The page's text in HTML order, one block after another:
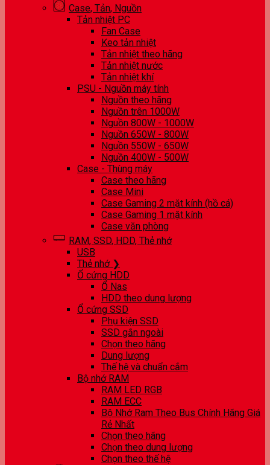
Case, Tản, Nguồn
Tản nhiệt PC
Fan Case
Keo tản nhiệt
Tản nhiệt theo hãng
Tản nhiệt nước
Tản nhiệt khí
PSU - Nguồn máy tính
Nguồn theo hãng
Nguồn trên 1000W
Nguồn 800W - 1000W
Nguồn 650W - 800W
Nguồn 550W - 650W
Nguồn 400W - 500W
Case - Thùng máy
Case theo hãng
Case Mini
Case Gaming 2 mặt kính (hồ cá)
Case Gaming 1 mặt kính
Case văn phòng
RAM, SSD, HDD, Thẻ nhớ
USB
Thẻ nhớ ❯
Ổ cứng HDD
Ổ Nas
HDD theo dung lượng
Ổ cứng SSD
Phụ kiện SSD
SSD gắn ngoài
Chọn theo hãng
Dung lượng
Thế hệ và chuẩn cắm
Bộ nhớ RAM
RAM LED RGB
RAM ECC
Bộ Nhớ Ram Theo Bus Chính Hãng Giá
Rẻ Nhất
Chọn theo hãng
Chọn theo dung lượng
Chọn theo thế hệ